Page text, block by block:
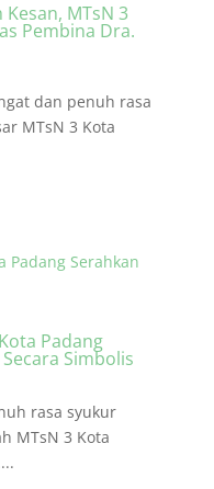
MTsN 3
Pembina Dra.
dan penuh rasa
MTsN 3 Kota
Padang
Simbolis
rasa syukur
MTsN 3 Kota